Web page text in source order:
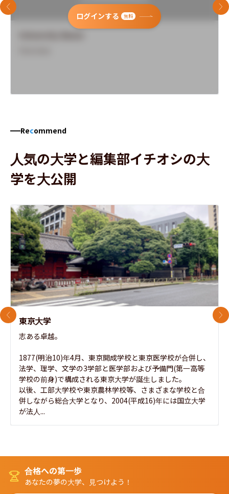
ログインする 無料
前のスライド 次
Recommend
人気の大学と編集部イチオシの大
学を大公開
東京大学
志ある卓越。
1877(明治10)年4月、東京開成学校と東京医学校が合併し、
法学、理学、文学の3学部と医学部および予備門(第一高等
学校の前身)で構成される東京大学が誕生しました。
以後、工部大学校や東京農林学校等、さまざまな学校と合
併しながら総合大学となり、2004(平成16)年には国立大学
が法人...
前のスライド 次
合格への第一歩
あなたの夢の大学、見つけよう！